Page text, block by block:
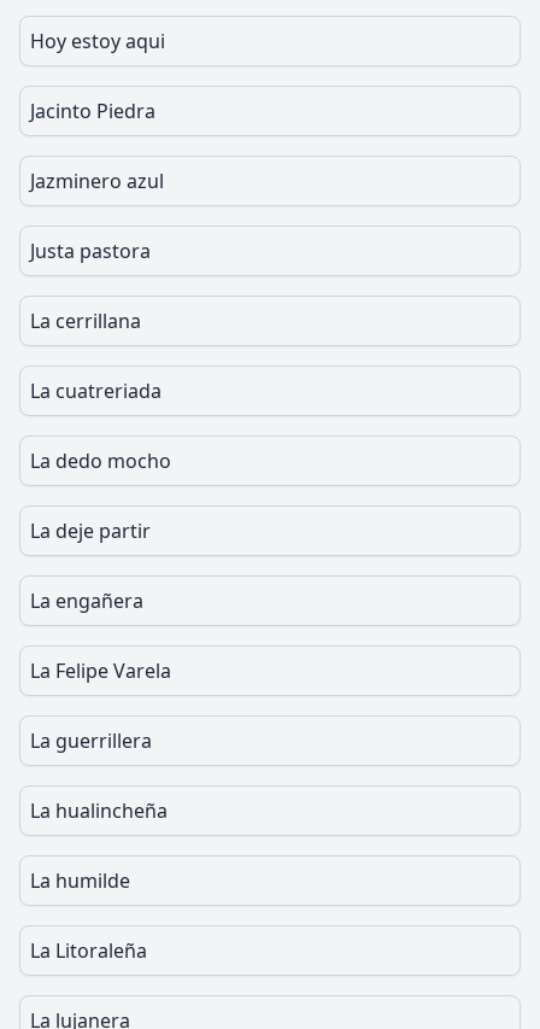
Hoy estoy aqui
Jacinto Piedra
Jazminero azul
Justa pastora
La cerrillana
La cuatreriada
La dedo mocho
La deje partir
La engañera
La Felipe Varela
La guerrillera
La hualincheña
La humilde
La Litoraleña
La lujanera